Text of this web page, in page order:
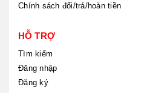
Chính sách đổi/trả/hoàn tiền
HỖ TRỢ
Tìm kiếm
Đăng nhập
Đăng ký